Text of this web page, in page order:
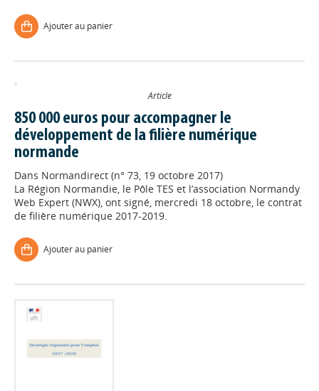
Ajouter au panier
Article
850 000 euros pour accompagner le
développement de la filière numérique
normande
Dans Normandirect (n° 73, 19 octobre 2017)
La Région Normandie, le Pôle TES et l’association Normandy
Web Expert (NWX), ont signé, mercredi 18 octobre, le contrat
de filière numérique 2017-2019.
Ajouter au panier